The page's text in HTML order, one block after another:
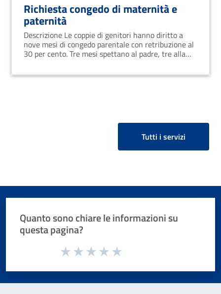
Richiesta congedo di maternità e
paternità
Descrizione Le coppie di genitori hanno diritto a
nove mesi di congedo parentale con retribuzione al
30 per cento. Tre mesi spettano al padre, tre alla
indifferentemente da uno dei due genitori entro i
Tutti i servizi
Quanto sono chiare le informazioni su
questa pagina?
Valuta da 1 a 5 stelle la pagina